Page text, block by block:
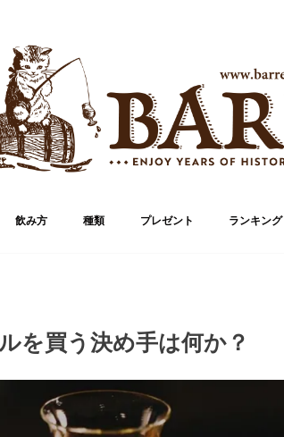
飲み方 種類 プレゼント ランキング
を買う決め手は何か？